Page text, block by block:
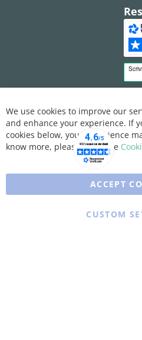
We use cookies to improve our
and enhance your experience. If
cookies below, your experience
know more, please, read the
ACCEPT
CUSTOM